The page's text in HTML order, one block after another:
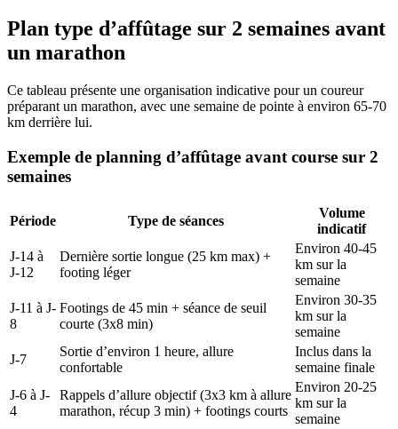
Plan type d’affûtage sur 2 semaines avant
un marathon
Ce tableau présente une organisation indicative pour un coureur
préparant un marathon, avec une semaine de pointe à environ 65-70
km derrière lui.
Exemple de planning d’affûtage avant course sur 2
semaines
Période Type de séances
Volume
indicatif
J-14 à
J-12
Dernière sortie longue (25 km max) +
footing léger
Environ 40-45
km sur la
semaine
J-11 à J-
8
Footings de 45 min + séance de seuil
courte (3x8 min)
Environ 30-35
km sur la
semaine
J-7
Sortie d’environ 1 heure, allure
confortable
Inclus dans la
semaine finale
J-6 à J-
4
Rappels d’allure objectif (3x3 km à allure
marathon, récup 3 min) + footings courts
Environ 20-25
km sur la
semaine